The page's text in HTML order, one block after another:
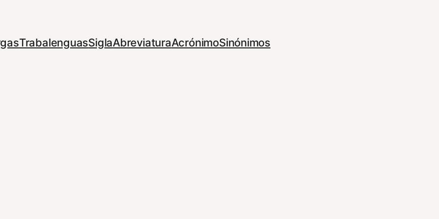
TrabalenguasSiglaAbreviaturaAcrónimoSinónimos